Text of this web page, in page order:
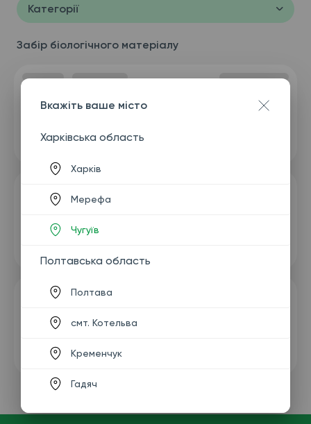
Категорії
Забір біологічного матеріалу
Вкажіть ваше місто
Харківська область
Харків
Мерефа
Чугуїв
Полтавська область
Полтава
смт. Котельва
Кременчук
Гадяч